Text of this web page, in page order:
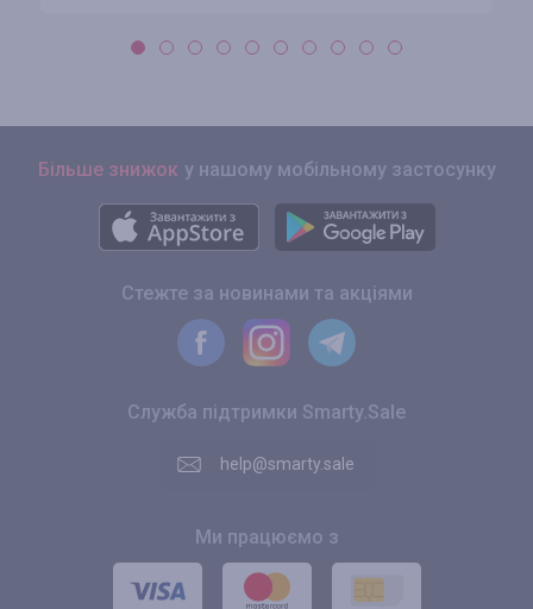
Більше знижок у нашому мобільному застосунку
Стежте за новинами та акціями
Служба підтримки Smarty.Sale
help@smarty.sale
Ми працюємо з